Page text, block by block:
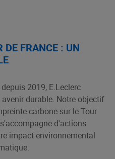
DE FRANCE : UN
2019, E.Leclerc
durable. Notre objectif
carbone sur le Tour
d'actions
impact environnemental